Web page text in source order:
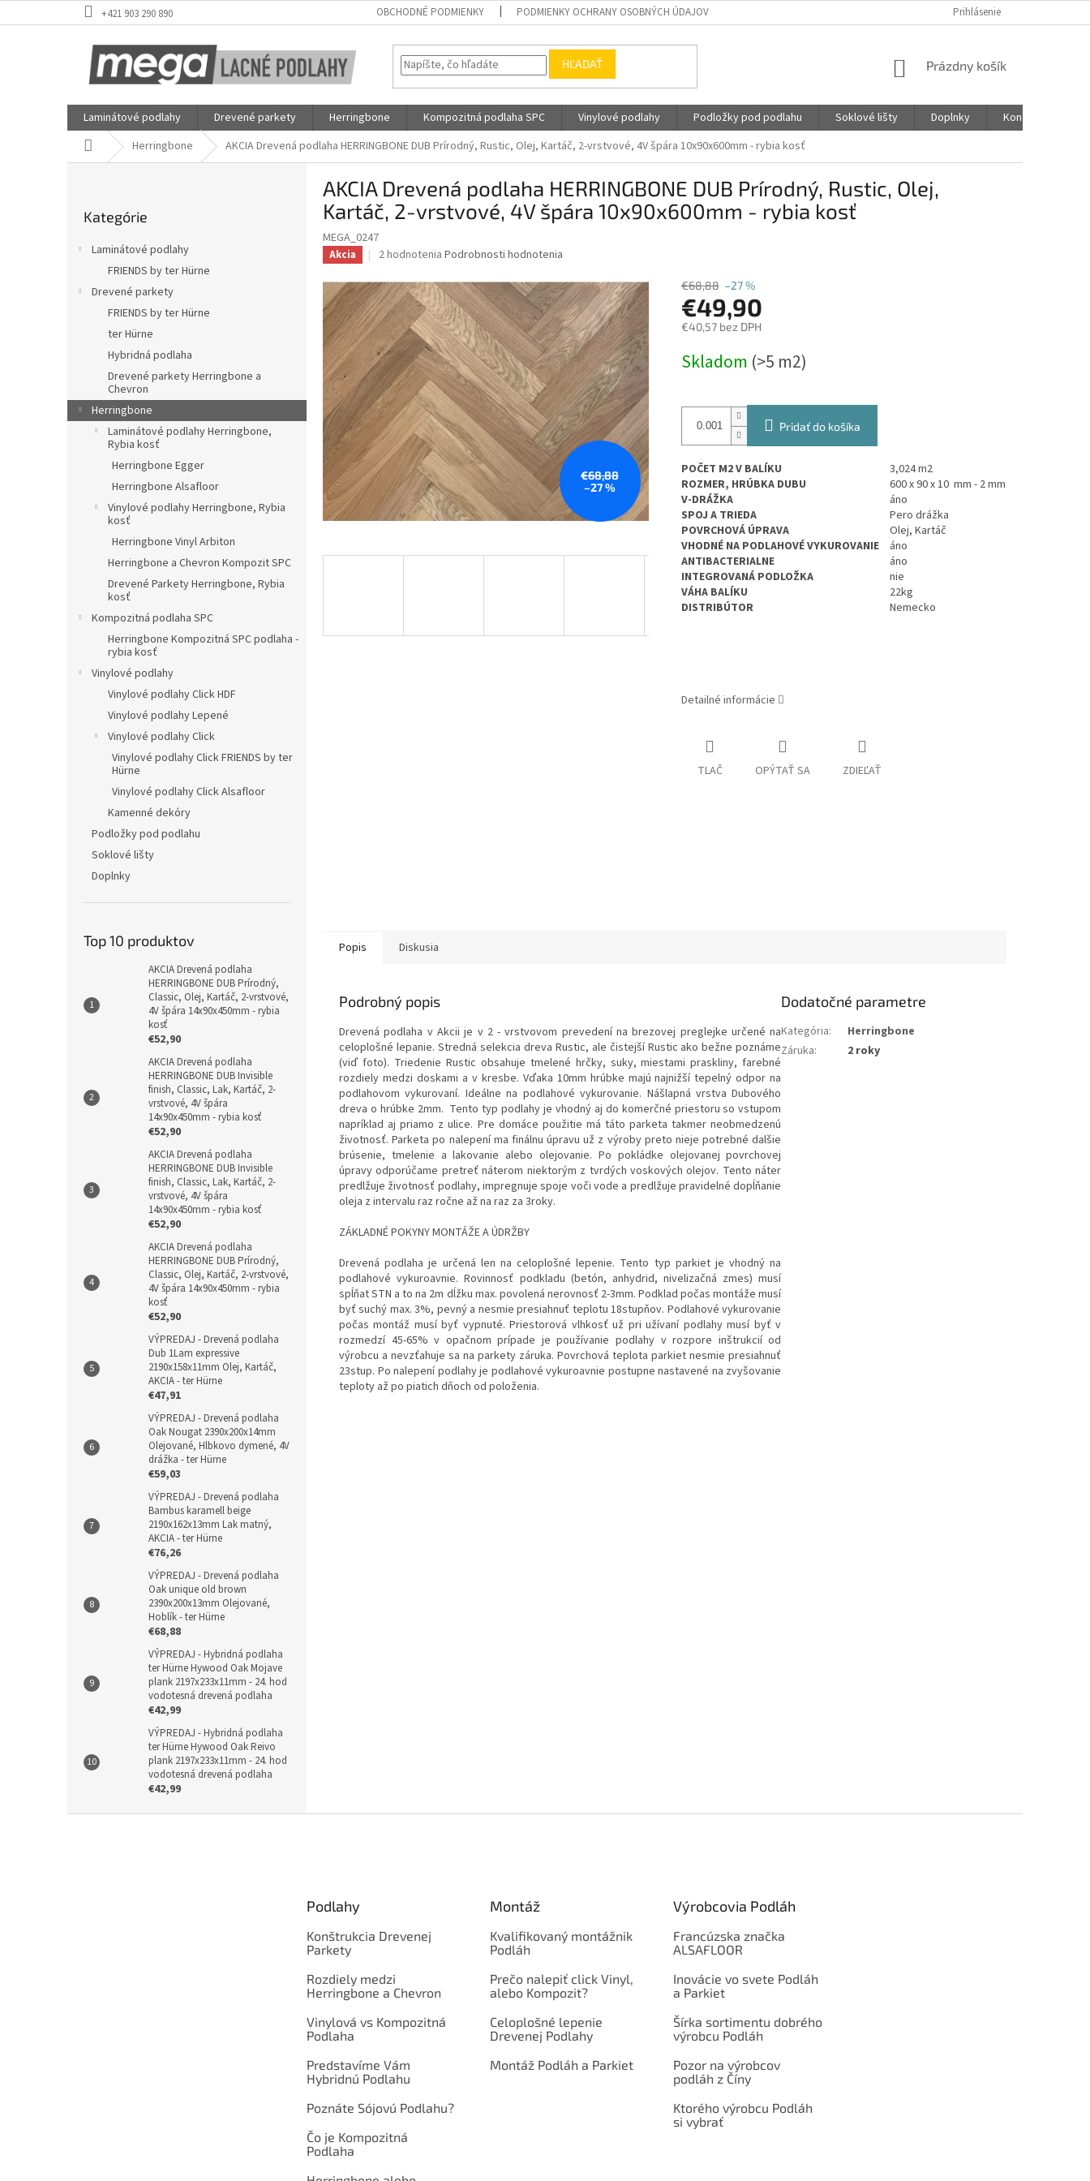
na
+421 903 290 890 OBCHODNÉ PODMIENKY PODMIENKY OCHRANY OSOBNÝCH ÚDAJOV Prihlásenie
HĽADAŤ
NÁKUPNÝ
Prázdny košík
Laminátové podlahy Drevené parkety Herringbone Kompozitná podlaha SPC Vinylové podlahy Podložky pod podlahu Soklové lišty Doplnky
Kontakty
DomovHerringbone AKCIA Drevená podlaha HERRINGBONE DUB Prírodný, Rustic, Olej, Kartáč, 2-vrstvové, 4V špára 10x90x600mm - rybia kosť
kategórie
Kategórie
Laminátové podlahy
FRIENDS by ter Hürne
Drevené parkety
FRIENDS by ter Hürne
ter Hürne
Hybridná podlaha
Drevené parkety Herringbone a
Chevron
Herringbone
Laminátové podlahy Herringbone,
Rybia kosť
Herringbone Egger
Herringbone Alsafloor
Vinylové podlahy Herringbone, Rybia
kosť
Herringbone Vinyl Arbiton
Herringbone a Chevron Kompozit SPC
Drevené Parkety Herringbone, Rybia
kosť
Kompozitná podlaha SPC
Herringbone Kompozitná SPC podlaha -
rybia kosť
Vinylové podlahy
Vinylové podlahy Click HDF
Vinylové podlahy Lepené
Vinylové podlahy Click
Vinylové podlahy Click FRIENDS by ter
Hürne
Vinylové podlahy Click Alsafloor
Kamenné dekóry
Podložky pod podlahu
Soklové lišty
Doplnky
Top 10 produktov
AKCIA Drevená podlaha
HERRINGBONE DUB Prírodný,
Classic, Olej, Kartáč, 2-vrstvové,
4V špára 14x90x450mm - rybia
kosť
€52,90
AKCIA Drevená podlaha
HERRINGBONE DUB Invisible
finish, Classic, Lak, Kartáč, 2-
vrstvové, 4V špára
14x90x450mm - rybia kosť
€52,90
AKCIA Drevená podlaha
HERRINGBONE DUB Invisible
finish, Classic, Lak, Kartáč, 2-
vrstvové, 4V špára
14x90x450mm - rybia kosť
€52,90
AKCIA Drevená podlaha
HERRINGBONE DUB Prírodný,
Classic, Olej, Kartáč, 2-vrstvové,
4V špára 14x90x450mm - rybia
kosť
€52,90
VÝPREDAJ - Drevená podlaha
Dub 1Lam expressive
2190x158x11mm Olej, Kartáč,
AKCIA - ter Hürne
€47,91
VÝPREDAJ - Drevená podlaha
Oak Nougat 2390x200x14mm
Olejované, Hlbkovo dymené, 4V
drážka - ter Hürne
€59,03
VÝPREDAJ - Drevená podlaha
Bambus karamell beige
2190x162x13mm Lak matný,
AKCIA - ter Hürne
€76,26
VÝPREDAJ - Drevená podlaha
Oak unique old brown
2390x200x13mm Olejované,
Hoblík - ter Hürne
€68,88
VÝPREDAJ - Hybridná podlaha
ter Hürne Hywood Oak Mojave
plank 2197x233x11mm - 24. hod
vodotesná drevená podlaha
€42,99
VÝPREDAJ - Hybridná podlaha
ter Hürne Hywood Oak Reivo
plank 2197x233x11mm - 24. hod
vodotesná drevená podlaha
€42,99
AKCIA Drevená podlaha HERRINGBONE DUB Prírodný, Rustic, Olej,
Kartáč, 2-vrstvové, 4V špára 10x90x600mm - rybia kosť
MEGA_0247
Akcia
Priemerné
produktu
je
5,0
5
hviezdičiek.
2 hodnotenia Podrobnosti hodnotenia
€68,88
–27 %
€68,88 –27 %
€49,90
€40,57 bez DPH
cena:
Skladom (>5 m2)
Pridať do košíka
POČET M2 V BALÍKU 3,024m2
ROZMER, HRÚBKA DUBU
600 x 90 x 10 mm - 2 mm
V-DRÁŽKA
áno
SPOJ A TRIEDA
Pero drážka
POVRCHOVÁ ÚPRAVA
Olej, Kartáč
VHODNÉ NA PODLAHOVÉ VYKUROVANIE
áno
ANTIBACTERIALNE
áno
INTEGROVANÁ PODLOŽKA
nie
VÁHA BALÍKU
22kg
DISTRIBÚTOR
Nemecko
Detailné informácie
TLAČ OPÝTAŤ SA ZDIEĽAŤ
Popis Diskusia
Podrobný popis
Drevená podlaha v Akcii je v 2 - vrstvovom prevedení na brezovej preglejke určené na
celoplošné lepanie. Stredná selekcia dreva Rustic, ale čistejší Rustic ako bežne poznáme
(viď foto). Triedenie Rustic obsahuje tmelené hrčky, suky, miestami praskliny, farebné
rozdiely medzi doskami a v kresbe. Vďaka 10mm hrúbke majú najnižší tepelný odpor na
podlahovom vykurovaní. Ideálne na podlahové vykurovanie. Nášlapná vrstva Dubového
dreva o hrúbke 2mm. Tento typ podlahy je vhodný aj do komerčné priestoru so vstupom
napríklad aj priamo z ulice. Pre domáce použitie má táto parketa takmer neobmedzenú
životnosť. Parketa po nalepení ma finálnu úpravu už z výroby preto nieje potrebné dalšie
brúsenie, tmelenie a lakovanie alebo olejovanie. Po pokládke olejovanej povrchovej
úpravy odporúčame pretreť náterom niektorým z tvrdých voskových olejov. Tento náter
predlžuje životnosť podlahy, impregnuje spoje voči vode a predlžuje pravidelné dopĺňanie
oleja z intervalu raz ročne až na raz za 3roky.
ZÁKLADNÉ POKYNY MONTÁŽE A ÚDRŽBY
Drevená podlaha je určená len na celoplošné lepenie. Tento typ parkiet je vhodný na
podlahové vykuroavnie. Rovinnosť podkladu (betón, anhydrid, nivelizačná zmes) musí
spĺňat STN a to na 2m dĺžku max. povolená nerovnosť 2-3mm. Podklad počas montáže musí
byť suchý max. 3%, pevný a nesmie presiahnuť teplotu 18stupňov. Podlahové vykurovanie
počas montáž musí byť vypnuté. Priestorová vlhkosť už pri užívaní podlahy musí byť v
rozmedzí 45-65% v opačnom prípade je používanie podlahy v rozpore inštrukcií od
výrobcu a nevzťahuje sa na parkety záruka. Povrchová teplota parkiet nesmie presiahnuť
23stup. Po nalepení podlahy je podlahové vykuroavnie postupne nastavené na zvyšovanie
teploty až po piatich dňoch od položenia.
Dodatočné parametre
Kategória:
Herringbone
Záruka: 2 roky
Podlahy
Konštrukcia Drevenej
Parkety
Rozdiely medzi
Herringbone a Chevron
Vinylová vs Kompozitná
Podlaha
Predstavíme Vám
Hybridnú Podlahu
Poznáte Sójovú Podlahu?
Čo je Kompozitná
Podlaha
Montáž
Kvalifikovaný montážnik
Podláh
Prečo nalepiť click Vinyl,
alebo Kompozit?
Celoplošné lepenie
Drevenej Podlahy
Montáž Podláh a Parkiet
Výrobcovia Podláh
Francúzska značka
ALSAFLOOR
Inovácie vo svete Podláh
a Parkiet
Šírka sortimentu dobrého
výrobcu Podláh
Pozor na výrobcov
podláh z Číny
Ktorého výrobcu Podláh
si vybrať